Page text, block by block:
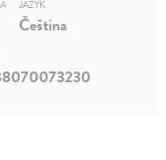
JAZYK
Čeština